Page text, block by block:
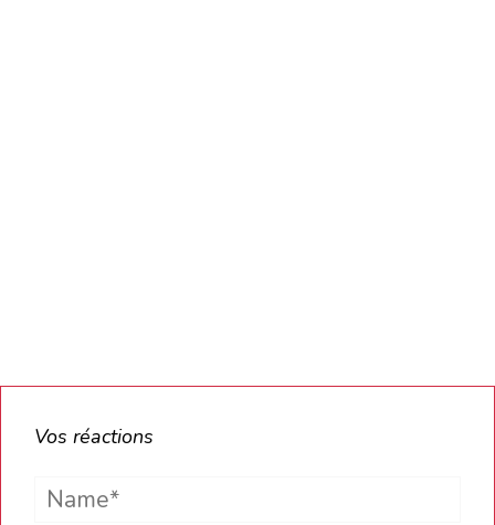
Vos réactions
Name*